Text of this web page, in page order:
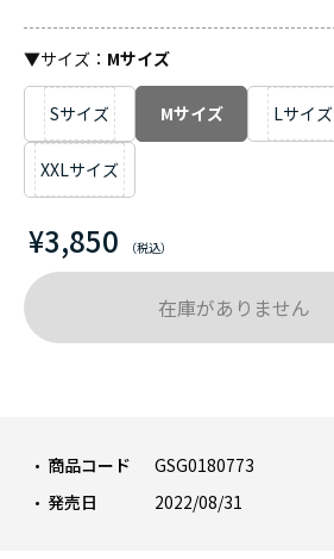
¥3,850
商品コード
GSG0180773
発売日
2022/08/31
▼サイズ： Mサイズ
Sサイズ Mサイズ Lサイズ
XXLサイズ
在庫がありません